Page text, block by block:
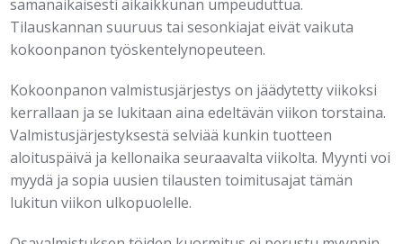
samanaikaisesti aikaikkunan umpeuduttua.
Tilauskannan suuruus tai sesonkiajat eivät vaikuta
kokoonpanon työskentelynopeuteen.
Kokoonpanon valmistusjärjestys on jäädytetty viikoksi
kerrallaan ja se lukitaan aina edeltävän viikon torstaina.
Valmistusjärjestyksestä selviää kunkin tuotteen
aloituspäivä ja kellonaika seuraavalta viikolta. Myynti voi
myydä ja sopia uusien tilausten toimitusajat tämän
lukitun viikon ulkopuolelle.